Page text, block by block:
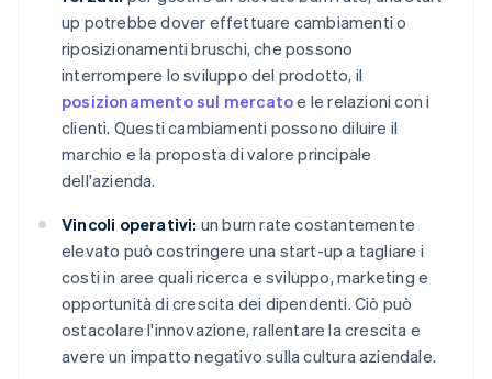
up potrebbe dover effettuare cambiamenti o
riposizionamenti bruschi, che possono
interrompere lo sviluppo del prodotto, il
posizionamento sul mercatoe le relazioni con i
clienti. Questi cambiamenti possono diluire il
marchio e la proposta di valore principale
dell'azienda.
Vincoli operativi: un burn rate costantemente
elevato può costringere una start-up a tagliare i
costi in aree quali ricerca e sviluppo, marketing e
opportunità di crescita dei dipendenti. Ciò può
ostacolare l'innovazione, rallentare la crescita e
avere un impatto negativo sulla cultura aziendale.